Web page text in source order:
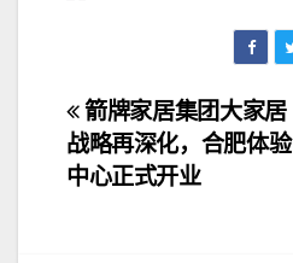
文
章
箭牌家居集团大家居
战略再深化，合肥体验
中心正式开业